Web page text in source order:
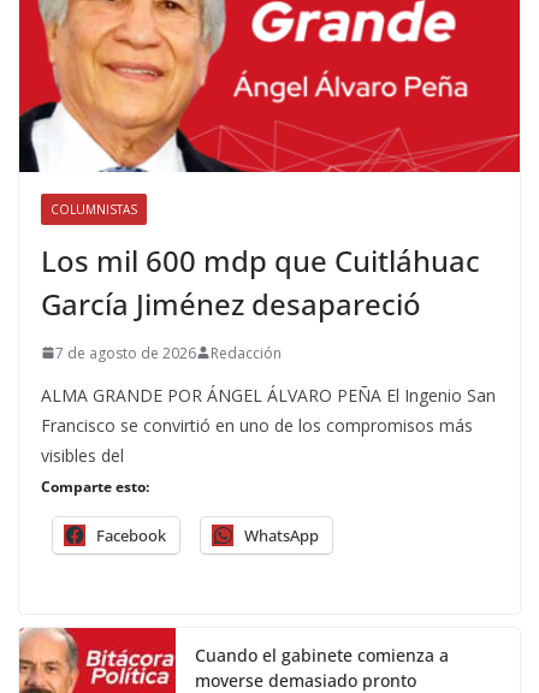
COLUMNISTAS
Los mil 600 mdp que Cuitláhuac
García Jiménez desapareció
7 de agosto de 2026 Redacción
ALMA GRANDE POR ÁNGEL ÁLVARO PEÑA El Ingenio San
Francisco se convirtió en uno de los compromisos más
visibles del
Comparte esto:
Facebook WhatsApp
Cuando el gabinete comienza a
moverse demasiado pronto